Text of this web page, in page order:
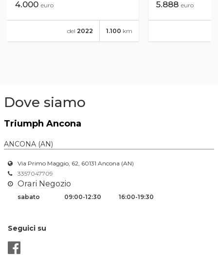
4.000 euro
1.100 km
del 2022
5.888 euro
Dove siamo
Triumph Ancona
ANCONA (AN)
Via Primo Maggio, 62, 60131 Ancona (AN)
3357047709
Orari Negozio
sabato 09:00-12:30 16:00-19:30
Seguici su